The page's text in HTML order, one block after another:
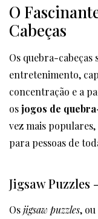
O
Cabeças
Os quebra-cabeças
entretenimento,
concentração e a
osjogos de
vez mais
para pessoas de
Jigsaw Puzzles
Osjigsaw puzzles,